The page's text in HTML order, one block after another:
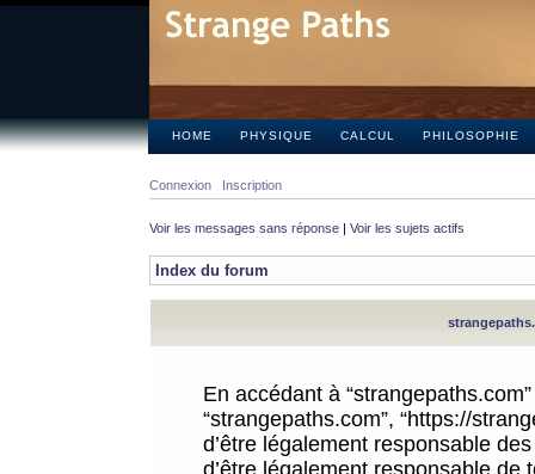
HOME PHYSIQUE CALCUL PHILOSOPHIE
Connexion Inscription
Voir les messages sans réponse | Voir les sujets actifs
Index du forum
En accédant à
“strangepaths.com”, “https://
d’être légalement responsable
d’être légalement responsable